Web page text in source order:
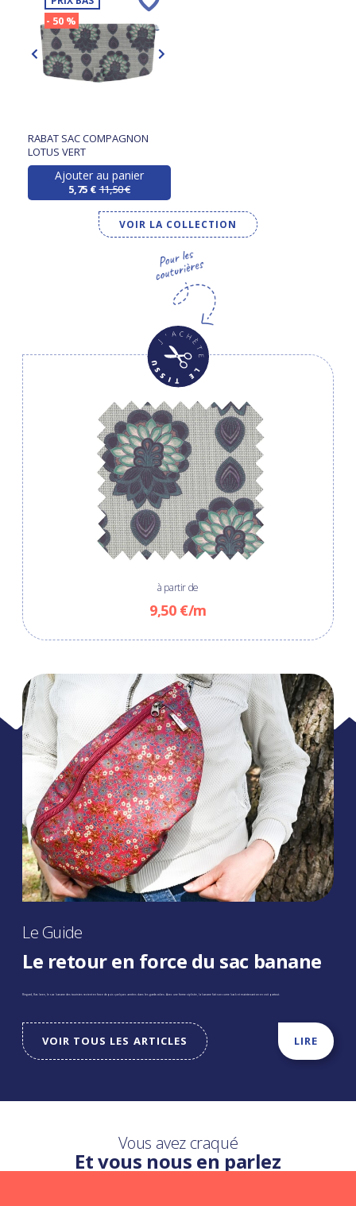
- 50 %
RABAT SAC COMPAGNON
LOTUS VERT
Ajouter au panier
5,75 € 11,50 €
VOIR LA COLLECTION
à partir de
9,50 €/m
Le Guide
Le retour en force du sac banane
Ringard, Has been, le sac banane des touristes revient en force depuis quelques années dans les garde-robes. Avec une forme stylisée, la banane fait son come back et maintenant on en voit partout.
VOIR TOUS LES ARTICLES LIRE
Vous avez craqué
Et vous nous en parlez